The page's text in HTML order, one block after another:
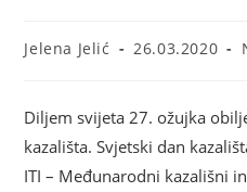
Jelena Jelić 26.03.2020
Diljem svijeta 27. ožujka
kazališta. Svjetski dan
ITI – Međunarodni kazališni